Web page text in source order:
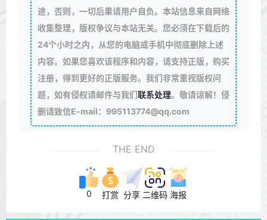
途，否则，一切后果请用户自负。本站信息来自网络
收集整理，版权争议与本站无关。您必须在下载后的
24个小时之内，从您的电脑或手机中彻底删除上述
内容。如果您喜欢该程序和内容，请支持正版，购买
注册，得到更好的正版服务。我们非常重视版权问
题，如有侵权请邮件与我们联系处理。敬请谅解！侵
删请致信E-mail：995113774@qq.com
THE END
0 打赏 分享 二维码 海报